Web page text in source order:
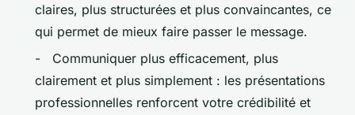
claires, plus structurées et plus convaincantes, ce
qui permet de mieux faire passer le message.
- Communiquer plus efficacement, plus
clairement et plus simplement : les présentations
professionnelles renforcent votre crédibilité et